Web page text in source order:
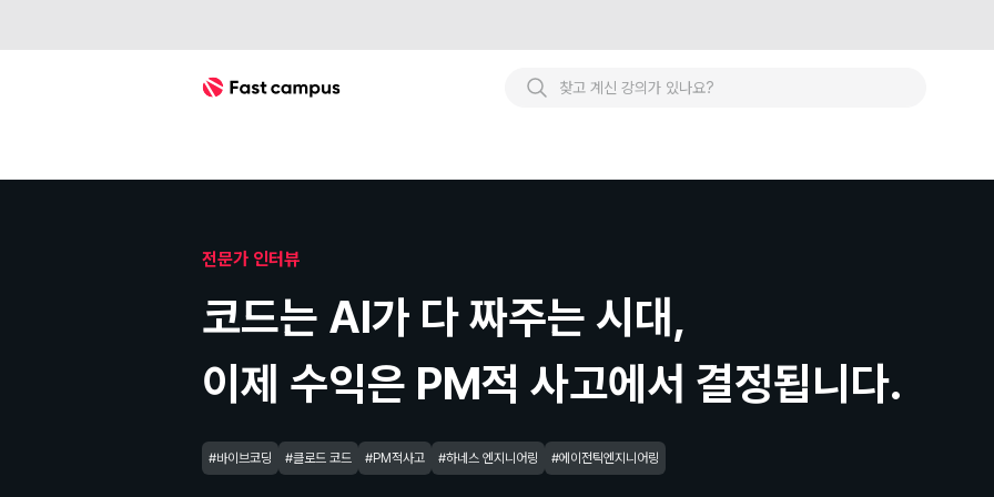
Fast Campus
전문가 인터뷰
코드는 AI가 다 짜주는 시대,
이제 수익은 PM적 사고에서 결정됩니다.
#바이브코딩 #클로드 코드 #PM적사고 #하네스 엔지니어링 #에이전틱엔지니어링